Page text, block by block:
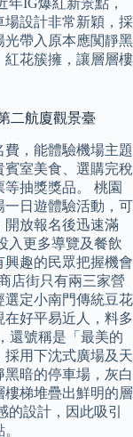
年IG爆紅新景點，
場設計非常新穎，採
光帶入原本應闃靜黑
紅花簇擁，讓層層樓
二航廈觀景臺
，能體驗機場主題
室美食、選購完稅
抽獎獎品。 桃園
一日遊體驗活動，可
開放報名後迅速滿
入更多導覽及餐飲
興趣的民眾把握機會
店街只有兩三家營
選定小南門傳統豆花
好平易近人，料多
還號稱是「最美的
用下沈式廣場及天
暗的停車場，灰白
梯堆疊出鮮明的層
設計，因此吸引